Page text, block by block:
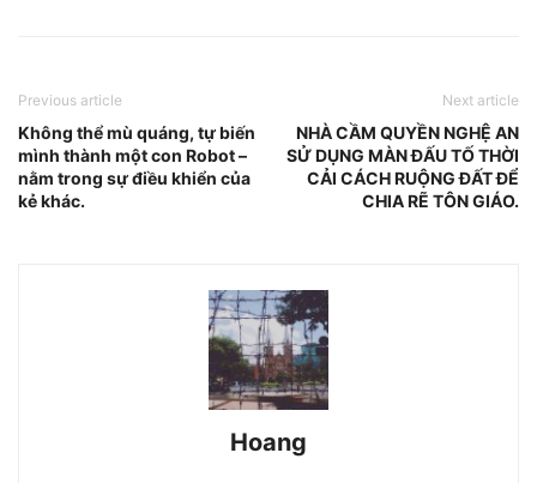
Previous article
Không thể mù quáng, tự biến
mình thành một con Robot –
nằm trong sự điều khiển của
kẻ khác.
Next article
NHÀ CẦM QUYỀN NGHỆ AN
SỬ DỤNG MÀN ĐẤU TỐ THỜI
CẢI CÁCH RUỘNG ĐẤT ĐỂ
CHIA RẼ TÔN GIÁO.
Hoang